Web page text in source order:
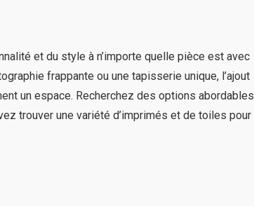
et du style à n’importe quelle pièce est avec
frappante ou une tapisserie unique, l’ajout
un espace. Recherchez des options abordables
trouver une variété d’imprimés et de toiles pour